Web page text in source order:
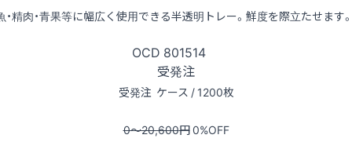
・精肉・青果等に幅広く使用できる半透明トレー。鮮度を際立たせます
OCD 801514
受発注
受発注 ケース / 1200枚
0〜20,600円0%OFF